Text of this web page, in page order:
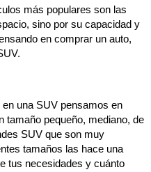
más populares son las
sino por su capacidad y
en comprar un auto,
una SUV pensamos en
tamaño pequeño, mediano, de
SUV que son muy
tamaños las hace una
tus necesidades y cuánto